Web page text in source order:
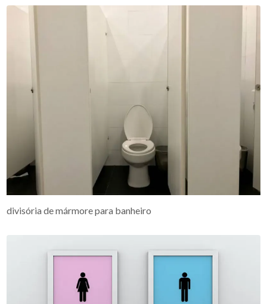
divisória de mármore para banheiro